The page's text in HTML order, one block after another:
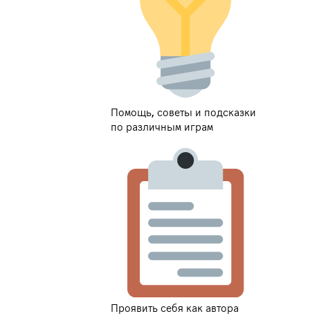
Помощь, советы и подсказки
по различным играм
Проявить себя как автора